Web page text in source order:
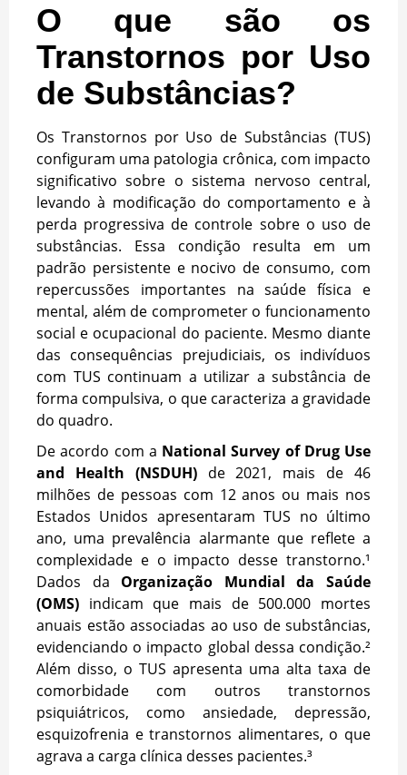
O que são os
Transtornos por Uso
de Substâncias?
Os Transtornos por Uso de Substâncias (TUS)
configuram uma patologia crônica, com impacto
significativo sobre o sistema nervoso central,
levando à modificação do comportamento e à
perda progressiva de controle sobre o uso de
substâncias. Essa condição resulta em um
padrão persistente e nocivo de consumo, com
repercussões importantes na saúde física e
mental, além de comprometer o funcionamento
social e ocupacional do paciente. Mesmo diante
das consequências prejudiciais, os indivíduos
com TUS continuam a utilizar a substância de
forma compulsiva, o que caracteriza a gravidade
do quadro.
De acordo com a National Survey of Drug Use
and Health (NSDUH)de 2021, mais de 46
milhões de pessoas com 12 anos ou mais nos
Estados Unidos apresentaram TUS no último
ano, uma prevalência alarmante que reflete a
complexidade e o impacto desse transtorno.¹
Dados da Organização Mundial da Saúde
(OMS) indicam que mais de 500.000 mortes
anuais estão associadas ao uso de substâncias,
evidenciando o impacto global dessa condição.²
Além disso, o TUS apresenta uma alta taxa de
comorbidade com outros transtornos
psiquiátricos, como ansiedade, depressão,
esquizofrenia e transtornos alimentares, o que
agrava a carga clínica desses pacientes.³